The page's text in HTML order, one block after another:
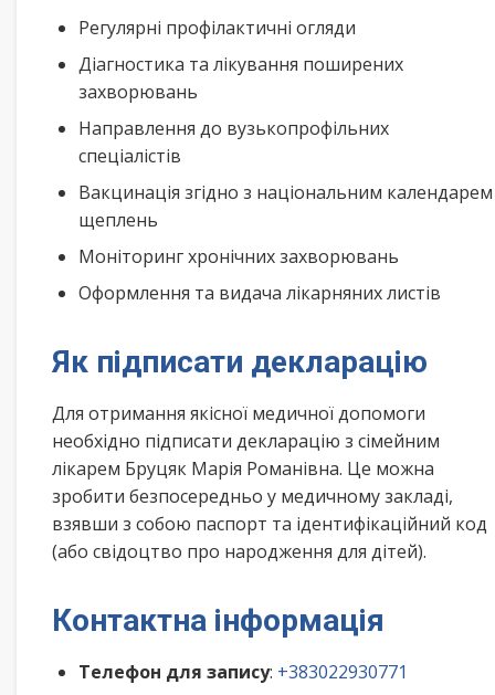
Регулярні профілактичні огляди
Діагностика та лікування поширених
захворювань
Направлення до вузькопрофільних
спеціалістів
Вакцинація згідно з національним календарем
щеплень
Моніторинг хронічних захворювань
Оформлення та видача лікарняних листів
Як підписати декларацію
Для отримання якісної медичної допомоги
необхідно підписати декларацію з сімейним
лікарем Бруцяк Марія Романівна. Це можна
зробити безпосередньо у медичному закладі,
взявши з собою паспорт та ідентифікаційний код
(або свідоцтво про народження для дітей).
Контактна інформація
Телефон для запису: +383022930771